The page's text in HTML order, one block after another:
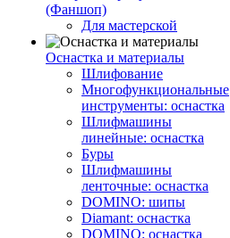
(Фаншоп)
Для мастерской
Оснастка и материалы
Шлифование
Многофункциональные
инструменты: оснастка
Шлифмашины
линейные: оснастка
Буры
Шлифмашины
ленточные: оснастка
DOMINO: шипы
Diamant: оснастка
DOMINO: оснастка